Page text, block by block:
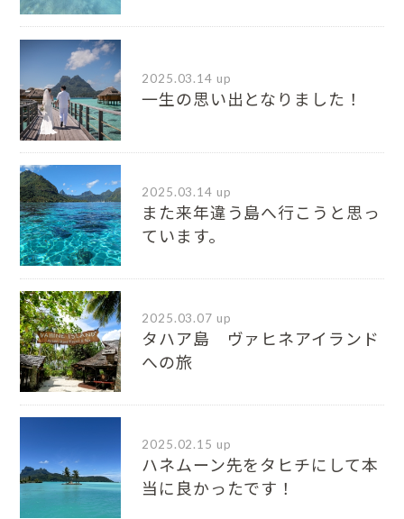
2025.03.14 up
一生の思い出となりました！
2025.03.14 up
また来年違う島へ行こうと思っ
ています。
2025.03.07 up
タハア島 ヴァヒネアイランド
への旅
2025.02.15 up
ハネムーン先をタヒチにして本
当に良かったです！